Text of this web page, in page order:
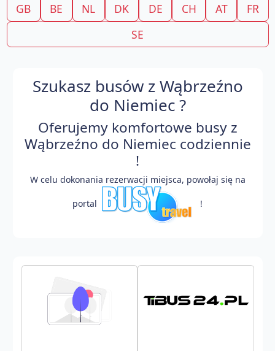
GB BE NL DK DE CH AT
FR
SE
Szukasz busów z Wąbrzeźno
do Niemiec ?
Oferujemy komfortowe busy z
Wąbrzeźno do Niemiec codziennie
!
W celu dokonania rezerwacji miejsca, powołaj się na
portal !